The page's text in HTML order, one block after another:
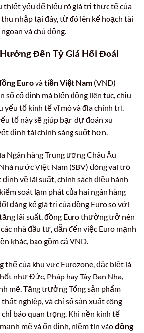
thiết yếu để hiểu rõ giá trị thực tế của
nhập tại đây, từ đó lên kế hoạch tài
và chủ động.
Đến Tỷ Giá Hối Đoái
Eurovàtiền Việt Nam (VND)
số cố định mà biến động liên tục, chịu
tố kinh tế vĩ mô và địa chính trị.
tố này sẽ giúp bạn dự đoán xu
định tài chính sáng suốt hơn.
Ngân hàng Trung ương Châu Âu
nước Việt Nam (SBV) đóng vai trò
về lãi suất, chính sách điều hành
soát lạm phát của hai ngân hàng
đáng kể giá trị của đồng Euro so với
lãi suất, đồng Euro thường trở nên
nhà đầu tư, dẫn đến việc Euro mạnh
khác, bao gồm cả VND.
thể của khu vực Eurozone, đặc biệt là
như Đức, Pháp hay Tây Ban Nha,
mẽ. Tăng trưởng Tổng sản phẩm
nghiệp, và chỉ số sản xuất công
báo quan trọng. Khi nền kinh tế
mẽ và ổn định, niềm tin vàođồng